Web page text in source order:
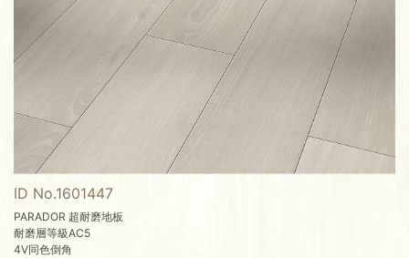
ID No.1601447
PARADOR 超耐磨地板
耐磨層等級AC5
4V同色倒角